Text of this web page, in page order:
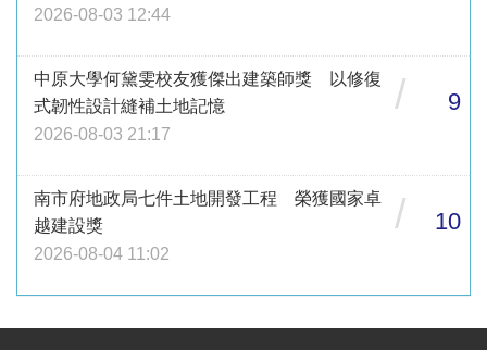
2026-08-03 12:44
中原大學何黛雯校友獲傑出建築師獎 以修復
式韌性設計縫補土地記憶
2026-08-03 21:17
/ 9
南市府地政局七件土地開發工程 榮獲國家卓
越建設獎
2026-08-04 11:02
/ 10